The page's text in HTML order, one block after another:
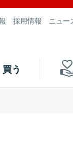
採用情報 ニュー
買う